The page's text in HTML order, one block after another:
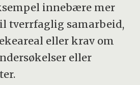
innebære mer
tverrfaglig samarbeid,
eller krav om
eller